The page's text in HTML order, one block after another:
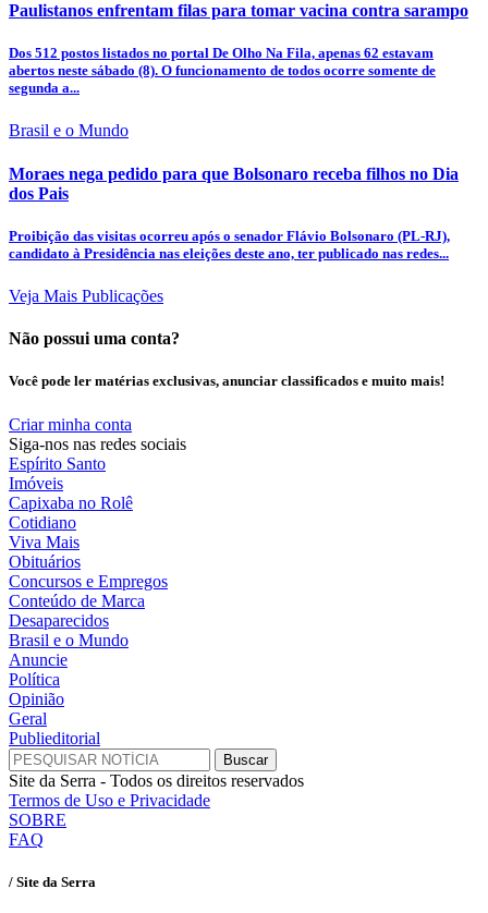
Paulistanos enfrentam filas para tomar vacina contra sarampo
Dos 512 postos listados no portal De Olho Na Fila, apenas 62 estavam
abertos neste sábado (8). O funcionamento de todos ocorre somente de
segunda a...
Brasil e o Mundo
Moraes nega pedido para que Bolsonaro receba filhos no Dia
dos Pais
Proibição das visitas ocorreu após o senador Flávio Bolsonaro (PL-RJ),
candidato à Presidência nas eleições deste ano, ter publicado nas redes...
Veja Mais Publicações
Não possui uma conta?
Você pode ler matérias exclusivas, anunciar classificados e muito mais!
Criar minha conta
Siga-nos nas redes sociais
Espírito Santo
Imóveis
Capixaba no Rolê
Cotidiano
Viva Mais
Obituários
Concursos e Empregos
Conteúdo de Marca
Desaparecidos
Brasil e o Mundo
Anuncie
Política
Opinião
Geral
Publieditorial
Site da Serra - Todos os direitos reservados
Termos de Uso e Privacidade
SOBRE
FAQ
/ Site da Serra